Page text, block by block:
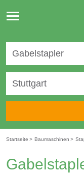
Toggle
navigation
Startseite > Baumaschinen >